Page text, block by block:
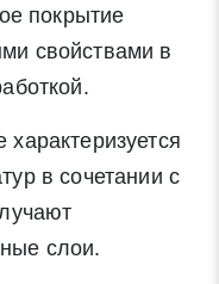
покрытие
свойствами в
в сочетании с
слои.
Вы даете согласие
в соответствии со
июля 2006 г. N 152-ФЗ
соглашаетесь на